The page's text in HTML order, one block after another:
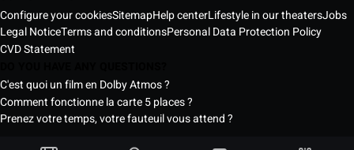
Configure your cookiesSitemapHelp centerLifestyle in our theatersJobs
Legal NoticeTerms and conditionsPersonal Data Protection Policy
CVD Statement
C'est quoi un film en Dolby Atmos ?
Comment fonctionne la carte 5 places ?
Prenez votre temps, votre fauteuil vous attend ?